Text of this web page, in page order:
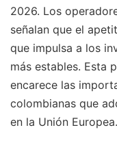
2026. Los
señalan que el
que impulsa a los
más estables. Esta
encarece las
colombianas que
en la Unión Europea.